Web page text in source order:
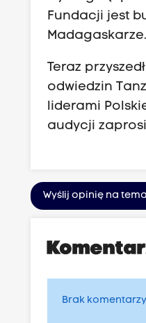
Fundacji jest
Madagaskarze.
Teraz
odwiedzin
liderami
audycji
Wyślij opinię na
Brak komentarzy